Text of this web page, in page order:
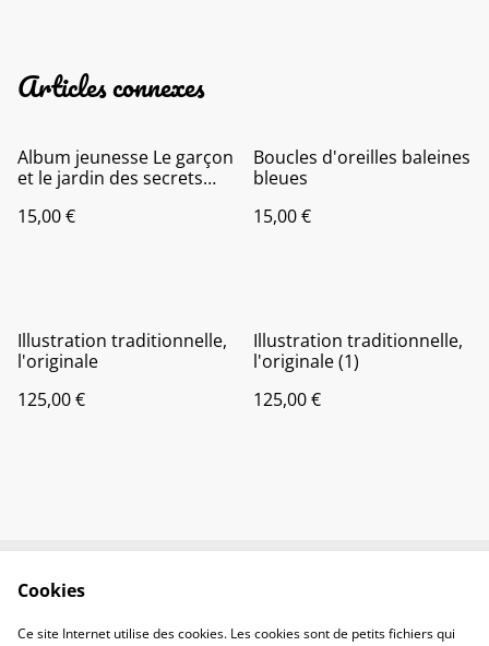
Articles connexes
Album jeunesse Le garçon
et le jardin des secrets
15,00 €
Boucles d'oreilles baleines
bleues
15,00 €
Illustration traditionnelle,
l'originale
125,00 €
Illustration traditionnelle,
l'originale (1)
125,00 €
Politique de
Politique de cookies
Cookies
Ce site Internet utilise des cookies. Les cookies sont de petits fichiers qui